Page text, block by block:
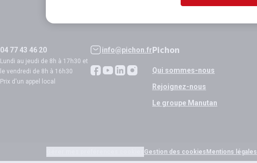
04 77 43 46 20
Lundi au jeudi de 8h à 17h30 et
le vendredi de 8h à 16h30
Prix d'un appel local
info@pichon.frPichon
Qui sommes-nous
Rejoignez-nous
Le groupe Manutan
Gestion des cookies Mentions légales